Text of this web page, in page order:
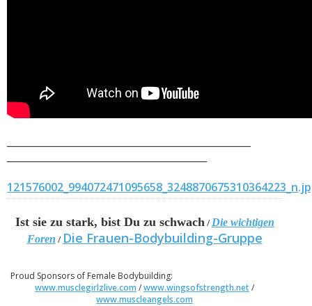
Ist sie zu stark, bist Du zu schwach/ Die wichtigen
Foren / Die Frauen-Bodybuilding-Gruppe
Proud Sponsors of Female Bodybuilding:
www.musclegirlzlive.com /www.wingsofstrength.net/
www.muscleangels.com